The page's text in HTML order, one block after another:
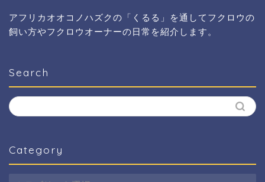
アフリカオオコノハズクの「くるる」を通してフクロウの
飼い方やフクロウオーナーの日常を紹介します。
Search
Category